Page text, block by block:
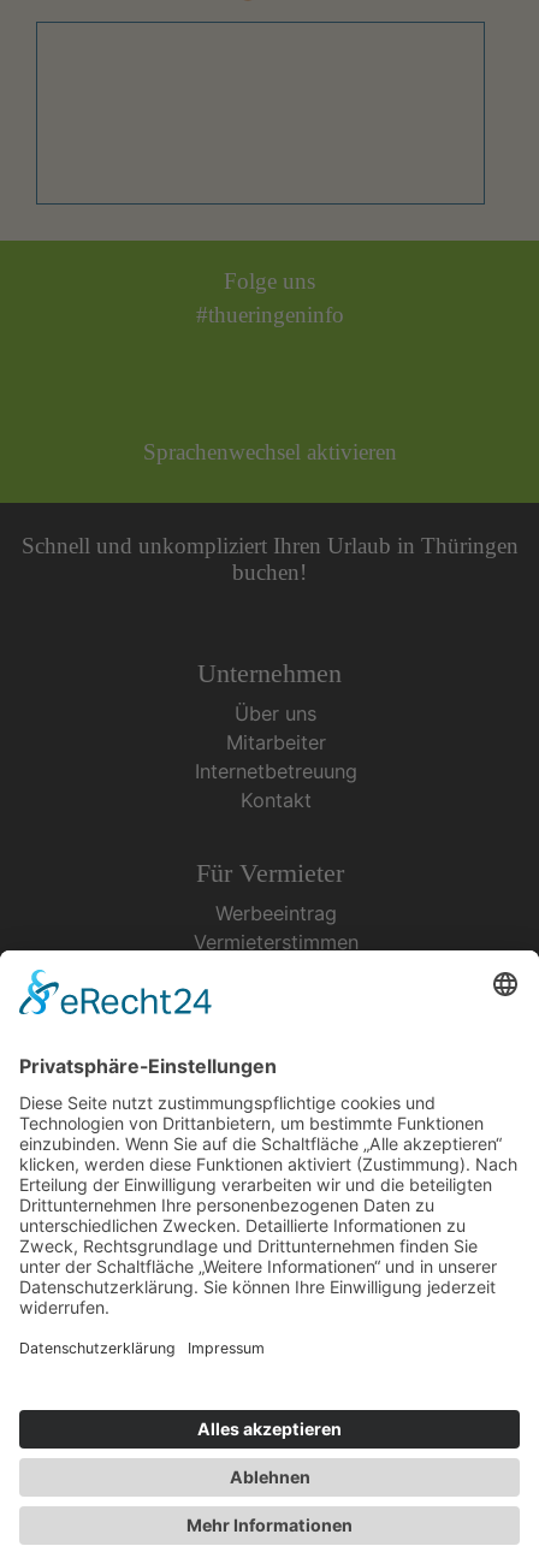
Folge uns
#thueringeninfo
Sprachenwechsel aktivieren
Schnell und unkompliziert Ihren Urlaub in Thüringen
buchen!
Unternehmen
Über uns
Mitarbeiter
Internetbetreuung
Kontakt
Für Vermieter
Werbeeintrag
Vermieterstimmen
Urlaubsservice
Bücher, Karten & CD's
Ihre Anreise
Wetter
Links
Nutzungsbedingungen
Datenschutz
Reiseoasen.de
©2026 Internet-Service-Community|Cookie-Einstellungen